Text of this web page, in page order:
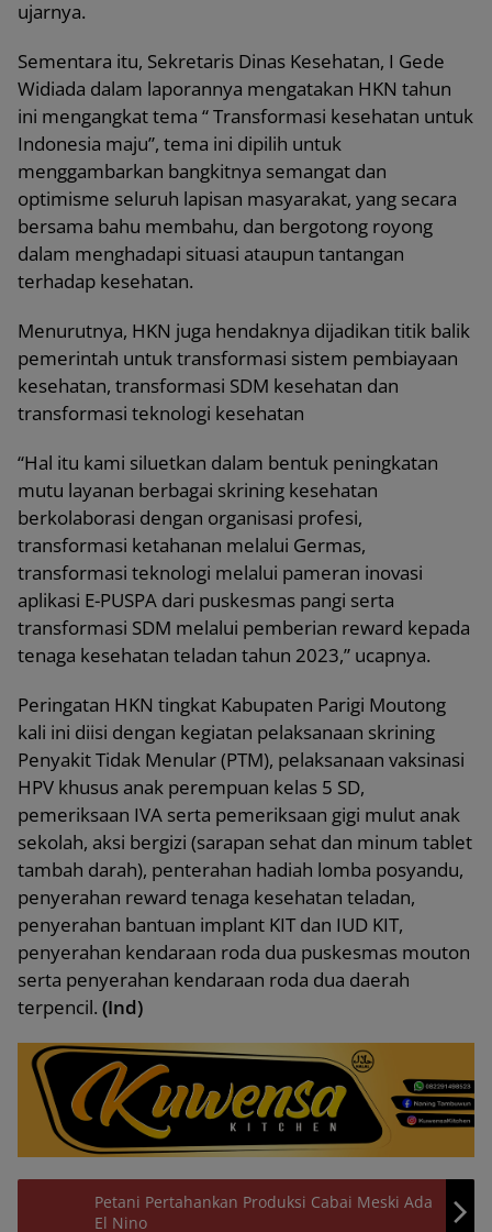
ujarnya.
Sementara itu, Sekretaris Dinas Kesehatan, I Gede
Widiada dalam laporannya mengatakan HKN tahun
ini mengangkat tema “ Transformasi kesehatan untuk
Indonesia maju”, tema ini dipilih untuk
menggambarkan bangkitnya semangat dan
optimisme seluruh lapisan masyarakat, yang secara
bersama bahu membahu, dan bergotong royong
dalam menghadapi situasi ataupun tantangan
terhadap kesehatan.
Menurutnya, HKN juga hendaknya dijadikan titik balik
pemerintah untuk transformasi sistem pembiayaan
kesehatan, transformasi SDM kesehatan dan
transformasi teknologi kesehatan
“Hal itu kami siluetkan dalam bentuk peningkatan
mutu layanan berbagai skrining kesehatan
berkolaborasi dengan organisasi profesi,
transformasi ketahanan melalui Germas,
transformasi teknologi melalui pameran inovasi
aplikasi E-PUSPA dari puskesmas pangi serta
transformasi SDM melalui pemberian reward kepada
tenaga kesehatan teladan tahun 2023,” ucapnya.
Peringatan HKN tingkat Kabupaten Parigi Moutong
kali ini diisi dengan kegiatan pelaksanaan skrining
Penyakit Tidak Menular (PTM), pelaksanaan vaksinasi
HPV khusus anak perempuan kelas 5 SD,
pemeriksaan IVA serta pemeriksaan gigi mulut anak
sekolah, aksi bergizi (sarapan sehat dan minum tablet
tambah darah), penterahan hadiah lomba posyandu,
penyerahan reward tenaga kesehatan teladan,
penyerahan bantuan implant KIT dan IUD KIT,
penyerahan kendaraan roda dua puskesmas mouton
serta penyerahan kendaraan roda dua daerah
terpencil. (Ind)
Petani Pertahankan Produksi Cabai Meski Ada
El Nino